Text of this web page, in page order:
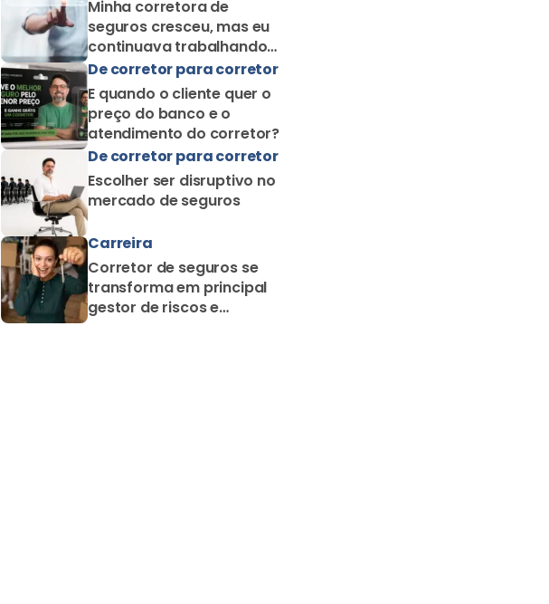
Minha corretora de
seguros cresceu, mas eu
continuava trabalhando
como corretor solo
De corretor para corretor
E quando o cliente quer o
preço do banco e o
atendimento do corretor?
De corretor para corretor
Escolher ser disruptivo no
mercado de seguros
Carreira
Corretor de seguros se
transforma em principal
gestor de riscos e